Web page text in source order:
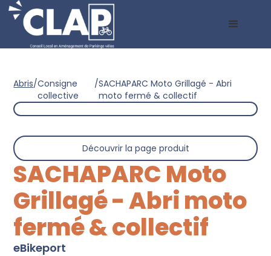
Abris/Consigne
collective
/SACHAPARC Moto Grillagé - Abri
moto fermé & collectif
Découvrir la page produit
SACHAPARC Moto
Grillagé - Abri moto
fermé & collectif
eBikeport